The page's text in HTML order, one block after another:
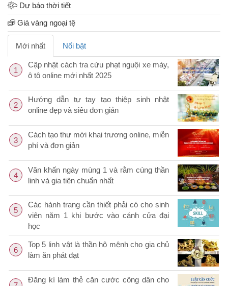
Dự báo thời tiết
Giá vàng ngoại tệ
Mới nhất Nổi bật
1
Cập nhật cách tra cứu phạt nguội xe máy,
ô tô online mới nhất 2025
2
Hướng dẫn tự tay tạo thiệp sinh nhật
online đẹp và siêu đơn giản
3
Cách tạo thư mời khai trương online, miễn
phí và đơn giản
4
Văn khấn ngày mùng 1 và rằm cúng thần
linh và gia tiên chuẩn nhất
5
Các hành trang cần thiết phải có cho sinh
viên năm 1 khi bước vào cánh cửa đại
học
6
Top 5 linh vật là thần hộ mệnh cho gia chủ
làm ăn phát đạt
Đăng kí làm thẻ căn cước công dân cho